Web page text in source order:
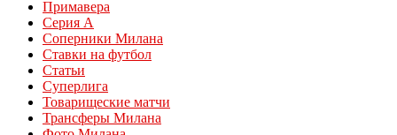
Примавера
Серия А
Соперники Милана
Ставки на футбол
Статьи
Суперлига
Товарищеские матчи
Трансферы Милана